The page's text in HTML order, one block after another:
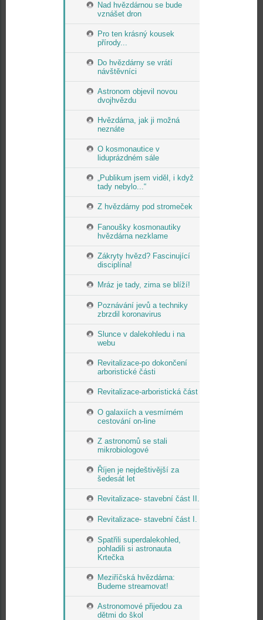
Nad hvězdárnou se bude
vznášet dron
Pro ten krásný kousek
přírody...
Do hvězdárny se vrátí
návštěvníci
Astronom objevil novou
dvojhvězdu
Hvězdárna, jak ji možná
neznáte
O kosmonautice v
liduprázdném sále
„Publikum jsem viděl, i když
tady nebylo...“
Z hvězdárny pod stromeček
Fanoušky kosmonautiky
hvězdárna nezklame
Zákryty hvězd? Fascinující
disciplína!
Mráz je tady, zima se blíží!
Poznávání jevů a techniky
zbrzdil koronavirus
Slunce v dalekohledu i na
webu
Revitalizace-po dokončení
arboristické části
Revitalizace-arboristická část
O galaxiích a vesmírném
cestování on-line
Z astronomů se stali
mikrobiologové
Říjen je nejdeštivější za
šedesát let
Revitalizace- stavební část II.
Revitalizace- stavební část I.
Spatřili superdalekohled,
pohladili si astronauta
Krtečka
Meziříčská hvězdárna:
Budeme streamovat!
Astronomové přijedou za
dětmi do škol